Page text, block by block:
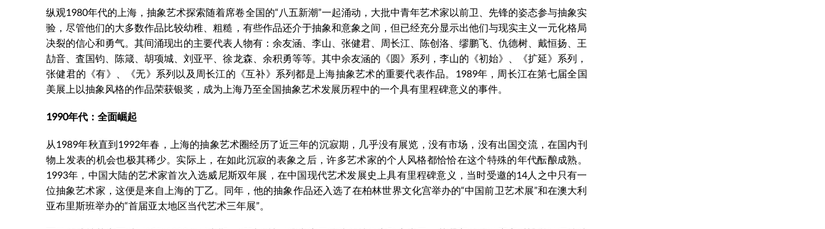
纵观1980年代的上海，抽象艺术探索随着席卷全国的“八五新潮”一起涌动，大批中青年艺术家以前卫、先锋的姿态参与抽象实
验，尽管他们的大多数作品比较幼稚、粗糙，有些作品还介于抽象和意象之间，但已经充分显示出他们与现实主义一元化格局
决裂的信心和勇气。其间涌现出的主要代表人物有：余友涵、李山、张健君、周长江、陈创洛、缪鹏飞、仇德树、戴恒扬、王
劼音、査国钧、陈箴、胡项城、刘亚平、徐龙森、余积勇等等。其中余友涵的《圆》系列，李山的《初始》、《扩延》系列，
张健君的《有》、《无》系列以及周长江的《互补》系列都是上海抽象艺术的重要代表作品。1989年，周长江在第七届全国
美展上以抽象风格的作品荣获银奖，成为上海乃至全国抽象艺术发展历程中的一个具有里程碑意义的事件。
1990年代：全面崛起
从1989年秋直到1992年春，上海的抽象艺术圈经历了近三年的沉寂期，几乎没有展览，没有市场，没有出国交流，在国内刊
物上发表的机会也极其稀少。实际上，在如此沉寂的表象之后，许多艺术家的个人风格都恰恰在这个特殊的年代酝酿成熟。
1993年，中国大陆的艺术家首次入选威尼斯双年展，在中国现代艺术发展史上具有里程碑意义，当时受邀的14人之中只有一
位抽象艺术家，这便是来自上海的丁乙。同年，他的抽象作品还入选了在柏林世界文化宫举办的“中国前卫艺术展”和在澳大利
亚布里斯班举办的“首届亚太地区当代艺术三年展”。